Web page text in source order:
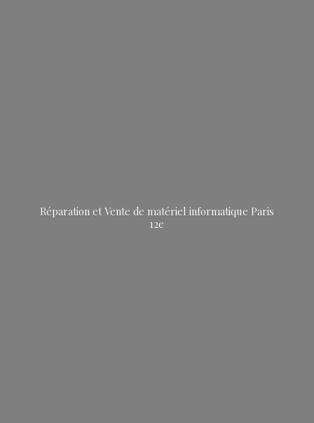
Réparation et Vente de matériel informatique Paris
12e